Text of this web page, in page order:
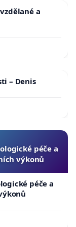
1 %
(28,1 %
dále
se jedná o
rizik
a v
a studiích z
a jejich okolí.
a
– Denis
péče a
výkonů
péče a